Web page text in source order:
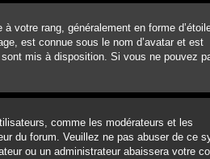
votre rang, généralement en forme
est connue sous le nom d’avatar et est
sont mis à disposition. Si vous ne pouvez
comme les modérateurs et les
du forum. Veuillez ne pas abuser de ce
ou un administrateur abaissera votre